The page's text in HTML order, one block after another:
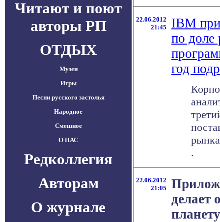
Читают и поют
авторы РП
ОТДЫХ
Музеи
Игры
Песни русского застолья
Народное
Смешное
О НАС
Редколлегия
Авторам
О журнале
22.06.2012
21:45
IBM
по доле
год
.
22.06.2012
21:05
делает
планету